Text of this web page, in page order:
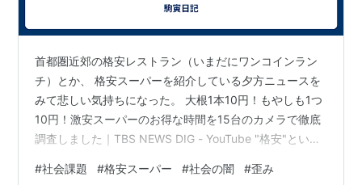
首都圏近郊の格安レストラン（いまだにワンコインラン
チ）とか、 格安スーパーを紹介している夕方ニュースを
みて悲しい気持ちになった。 大根1本10円！もやしも1つ
10円！激安スーパーのお得な時間を15台のカメラで徹底
調査しました｜TBS NEWS DIG - YouTube "格安"という
む中で、これからも格安を売りにして生き残れるのはど
#社会課題 #格安スーパー #社会の闇 #歪み